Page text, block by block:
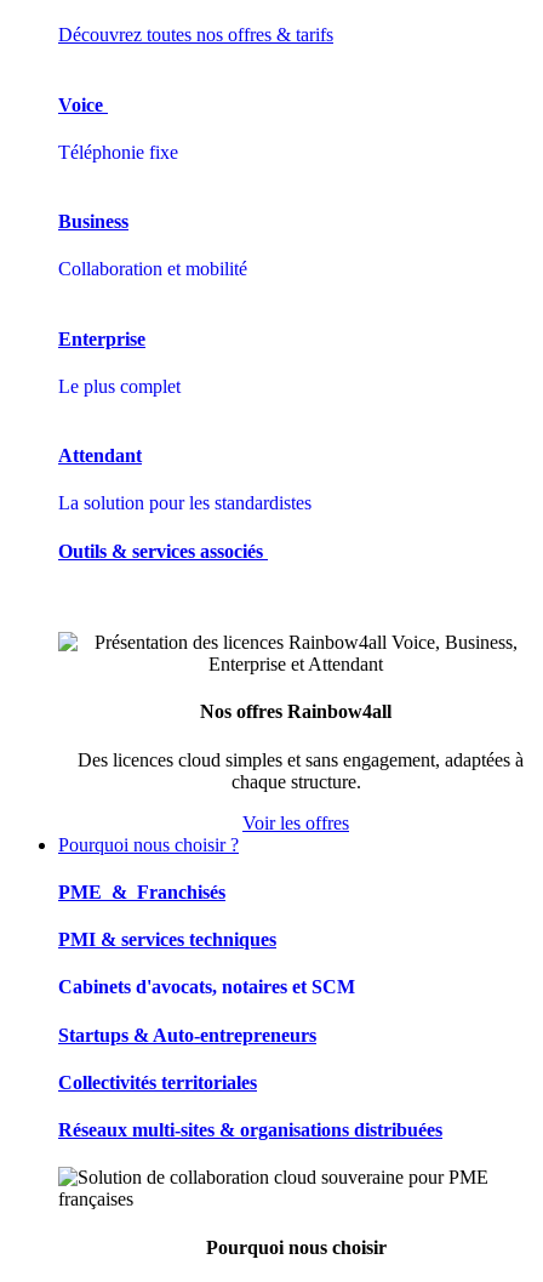
Découvrez toutes nos offres & tarifs
Voice
Téléphonie fixe
Business
Collaboration et mobilité
Enterprise
Le plus complet
Attendant
La solution pour les standardistes
Outils & services associés
Nos offres Rainbow4all
Des licences cloud simples et sans engagement, adaptées à
chaque structure.
Voir les offres
Pourquoi nous choisir ?
PME & Franchisés
PMI & services techniques
Cabinets d'avocats, notaires et SCM
Startups & Auto-entrepreneurs
Collectivités territoriales
Réseaux multi-sites & organisations distribuées
Pourquoi nous choisir